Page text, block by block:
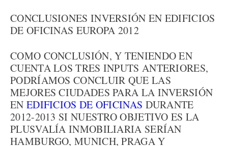
CONCLUSIONES INVERSIÓN EN EDIFICIOS
DE OFICINAS EUROPA 2012
COMO CONCLUSIÓN, Y TENIENDO EN
CUENTA LOS TRES INPUTS ANTERIORES,
PODRÍAMOS CONCLUIR QUE LAS
MEJORES CIUDADES PARA LA INVERSIÓN
EN EDIFICIOS DE OFICINAS DURANTE
2012-2013 SI NUESTRO OBJETIVO ES LA
PLUSVALÍA INMOBILIARIA SERÍAN
HAMBURGO, MUNICH, PRAGA Y